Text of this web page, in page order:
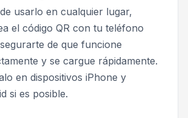
usarlo en cualquier lugar,
el código QR con tu teléfono
de que funcione
y se cargue rápidamente.
en dispositivos iPhone y
si es posible.